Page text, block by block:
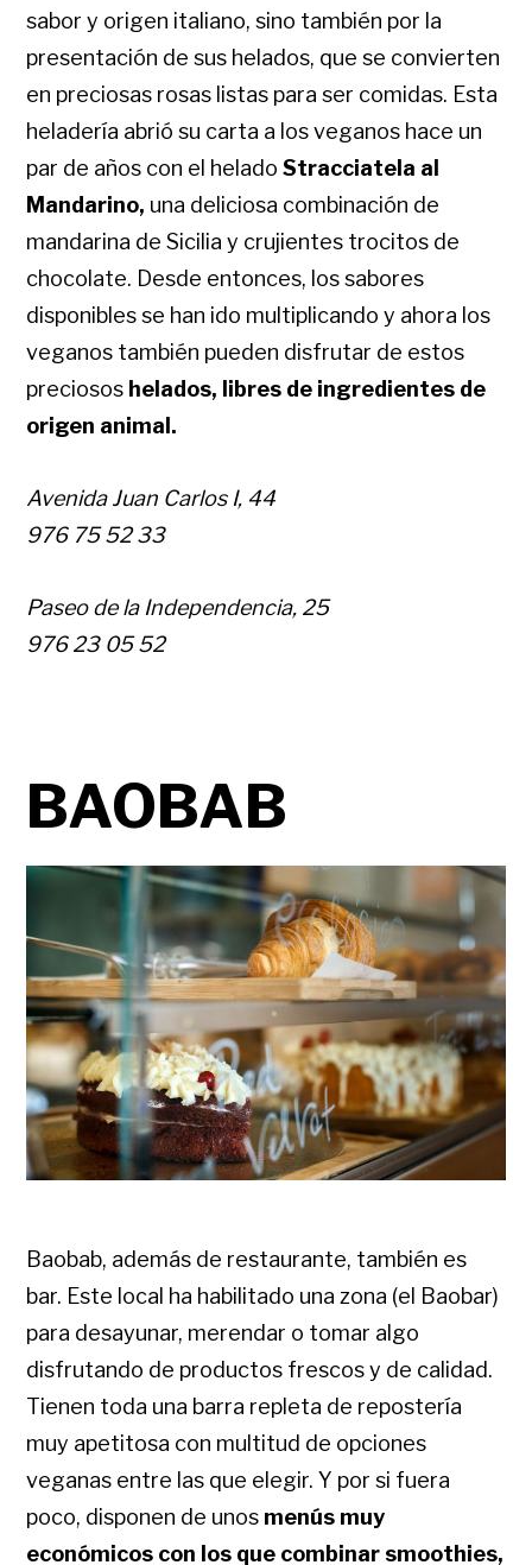
sabor y origen italiano, sino también por la
presentación de sus helados, que se convierten
en preciosas rosas listas para ser comidas. Esta
heladería abrió su carta a los veganos hace un
par de años con el heladoStracciatela al
Mandarino, una deliciosa combinación de
mandarina de Sicilia y crujientes trocitos de
chocolate. Desde entonces, los sabores
disponibles se han ido multiplicando y ahora los
veganos también pueden disfrutar de estos
preciosos helados, libres de ingredientes de
origen animal.
Avenida Juan Carlos I, 44
976 75 52 33
Paseo de la Independencia, 25
976 23 05 52
BAOBAB
Baobab, además de restaurante, también es
bar. Este local ha habilitado una zona (el Baobar)
para desayunar, merendar o tomar algo
disfrutando de productos frescos y de calidad.
Tienen toda una barra repleta de repostería
muy apetitosa con multitud de opciones
veganas entre las que elegir. Y por si fuera
poco, disponen de unos menús muy
económicos con los que combinar smoothies,